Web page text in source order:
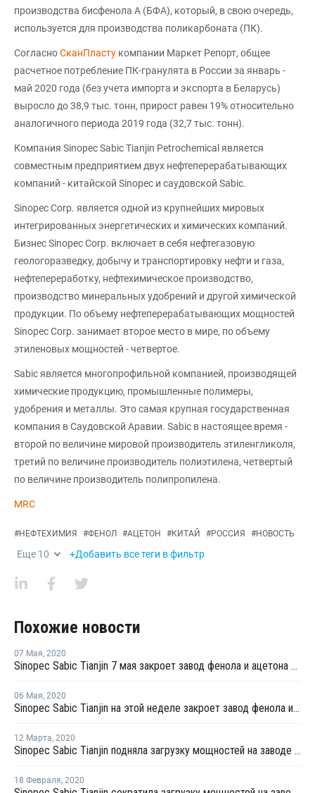
производства бисфенола А (БФА), который, в свою очередь,
используется для производства поликарбоната (ПК).
СогласноСканПласту компании Маркет Репорт, общее
расчетное потребление ПК-гранулята в России за январь -
май 2020 года (без учета импорта и экспорта в Беларусь)
выросло до 38,9 тыс. тонн, прирост равен 19% относительно
аналогичного периода 2019 года (32,7 тыс. тонн).
Компания Sinopec Sabic Tianjin Petrochemical является
совместным предприятием двух нефтеперерабатывающих
компаний - китайской Sinopec и саудовской Sabic.
Sinopec Corp. является одной из крупнейших мировых
интегрированных энергетических и химических компаний.
Бизнес Sinopec Corp. включает в себя нефтегазовую
геологоразведку, добычу и транспортировку нефти и газа,
нефтепереработку, нефтехимическое производство,
производство минеральных удобрений и другой химической
продукции. По объему нефтеперерабатывающих мощностей
Sinopec Corp. занимает второе место в мире, по объему
этиленовых мощностей - четвертое.
Sabic является многопрофильной компанией, производящей
химические продукцию, промышленные полимеры,
удобрения и металлы. Это самая крупная государственная
компания в Саудовской Аравии. Sabic в настоящее время -
второй по величине мировой производитель этиленгликоля,
третий по величине производитель полиэтилена, четвертый
по величине производитель полипропилена.
MRC
#НЕФТЕХИМИЯ #ФЕНОЛ #АЦЕТОН #КИТАЙ #РОССИЯ #НОВОСТЬ
Еще 10 +Добавить все теги в фильтр
Похожие новости
07 Мая, 2020
Sinopec Sabic Tianjin 7 мая закроет завод фенола и ацетона в Китае на плановый ремонт
06 Мая, 2020
Sinopec Sabic Tianjin на этой неделе закроет завод фенола и ацетона в Китае на плановую профилактику
12 Марта, 2020
Sinopec Sabic Tianjin подняла загрузку мощностей на заводе фенола и ацетона в Китае до 80%
18 Февраля, 2020